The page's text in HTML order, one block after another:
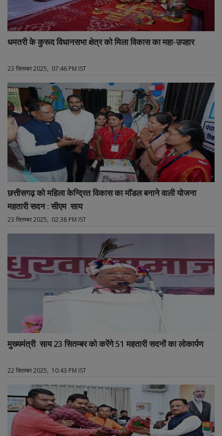
धमतरी के कुरूद विधानसभा क्षेत्र को मिला विकास का महा-उपहार
23 सितम्बर 2025, 07:46 PM IST
छत्तीसगढ़ को महिला केन्द्रित विकास का मॉडल बनाने वाली योजना
महतारी सदन : सीएम साय
23 सितम्बर 2025, 02:38 PM IST
मुख्यमंत्री साय 23 सितम्बर को करेंगे 51 महतारी सदनों का लोकार्पण
22 सितम्बर 2025, 10:43 PM IST